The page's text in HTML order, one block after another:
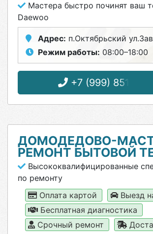
Мастера быстро починят ваш
Daewoo
Адрес: п.Октябрьский
Режим работы: 08:00–18:00
+7 (999) 851-73-
ДОМОДЕДОВО-
РЕМОНТ БЫТОВОЙ
Высококвалифицированные
по ремонту
Оплата картой
Выезд
Бесплатная диагностика
Срочный ремонт